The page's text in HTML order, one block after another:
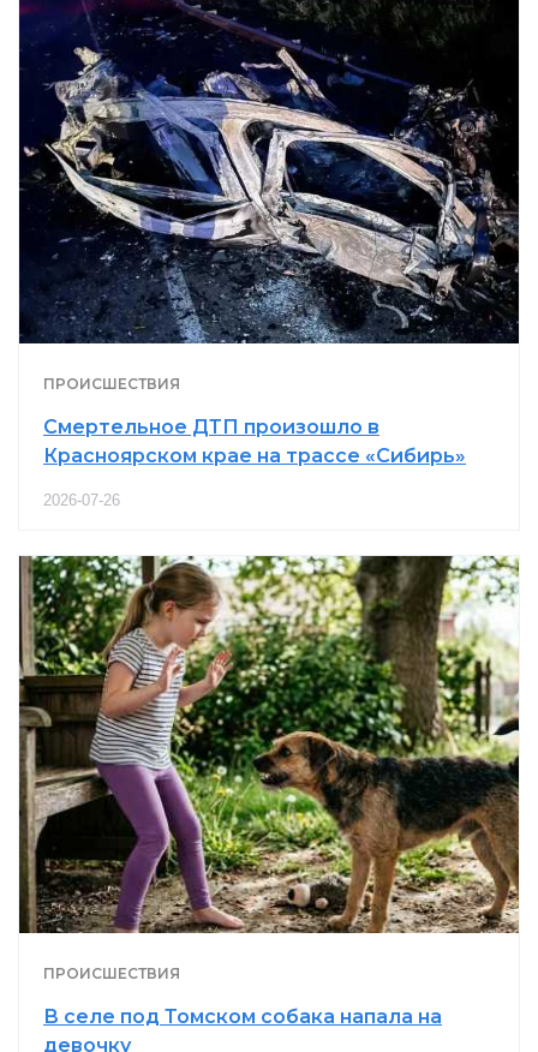
ПРОИСШЕСТВИЯ
Смертельное ДТП произошло в
Красноярском крае на трассе «Сибирь»
2026-07-26
ПРОИСШЕСТВИЯ
В селе под Томском собака напала на
девочку